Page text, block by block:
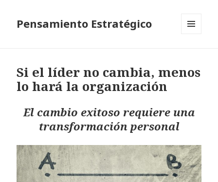
Pensamiento Estratégico
Si el líder no cambia, menos
lo hará la organización
El cambio exitoso requiere una
transformación personal